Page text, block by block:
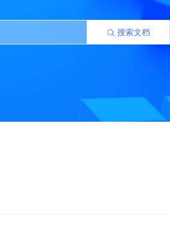
搜索文档